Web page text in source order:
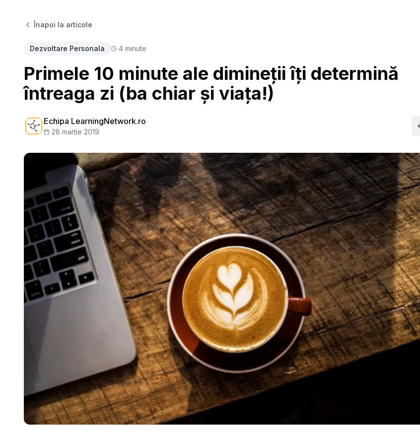
Înapoi la articole
Dezvoltare Personala 4 minute
Primele 10 minute ale dimineții îți determină
întreaga zi (ba chiar și viața!)
Echipa LearningNetwork.ro
28 martie 2019